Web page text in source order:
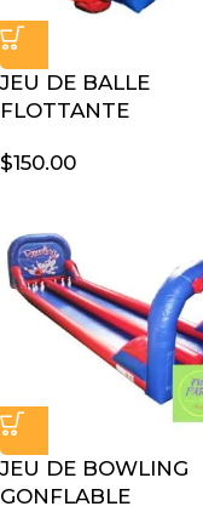
JEU DE BALLE
FLOTTANTE
$150.00
JEU DE BOWLING
GONFLABLE